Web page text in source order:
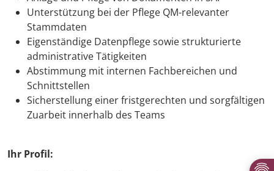
Unterstützung bei der Pflege QM-relevanter
Stammdaten
Eigenständige Datenpflege sowie strukturierte
administrative Tätigkeiten
Abstimmung mit internen Fachbereichen und
Schnittstellen
Sicherstellung einer fristgerechten und sorgfältigen
Zuarbeit innerhalb des Teams
Ihr Profil: